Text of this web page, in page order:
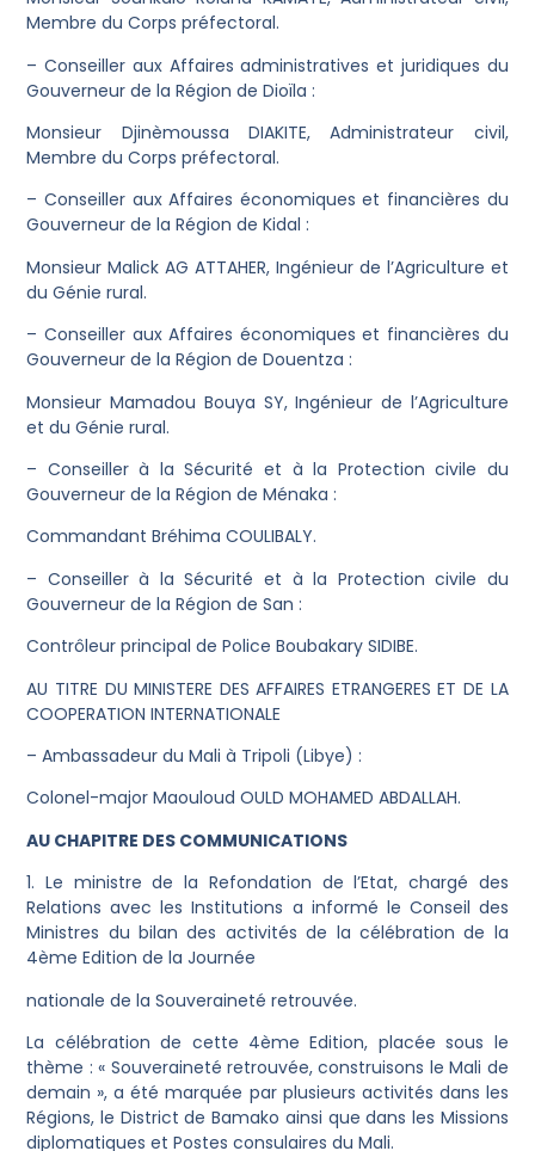
Membre du Corps préfectoral.
– Conseiller aux Affaires administratives et juridiques du
Gouverneur de la Région de Dioïla :
Monsieur Djinèmoussa DIAKITE, Administrateur civil,
Membre du Corps préfectoral.
– Conseiller aux Affaires économiques et financières du
Gouverneur de la Région de Kidal :
Monsieur Malick AG ATTAHER, Ingénieur de l’Agriculture et
du Génie rural.
– Conseiller aux Affaires économiques et financières du
Gouverneur de la Région de Douentza :
Monsieur Mamadou Bouya SY, Ingénieur de l’Agriculture
et du Génie rural.
– Conseiller à la Sécurité et à la Protection civile du
Gouverneur de la Région de Ménaka :
Commandant Bréhima COULIBALY.
– Conseiller à la Sécurité et à la Protection civile du
Gouverneur de la Région de San :
Contrôleur principal de Police Boubakary SIDIBE.
AU TITRE DU MINISTERE DES AFFAIRES ETRANGERES ET DE LA
COOPERATION INTERNATIONALE
– Ambassadeur du Mali à Tripoli (Libye) :
Colonel-major Maouloud OULD MOHAMED ABDALLAH.
AU CHAPITRE DES COMMUNICATIONS
1. Le ministre de la Refondation de l’Etat, chargé des
Relations avec les Institutions a informé le Conseil des
Ministres du bilan des activités de la célébration de la
4ème Edition de la Journée
nationale de la Souveraineté retrouvée.
La célébration de cette 4ème Edition, placée sous le
thème : « Souveraineté retrouvée, construisons le Mali de
demain », a été marquée par plusieurs activités dans les
Régions, le District de Bamako ainsi que dans les Missions
diplomatiques et Postes consulaires du Mali.